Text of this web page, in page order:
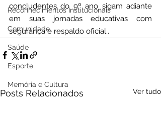
Reconhecimentos Institucionais
Comunidade
Saúde
Esporte
Memória e Cultura
concludentes do 9º ano sigam adiante
em suas jornadas educativas com
segurança e respaldo oficial..
Posts Relacionados Ver tudo